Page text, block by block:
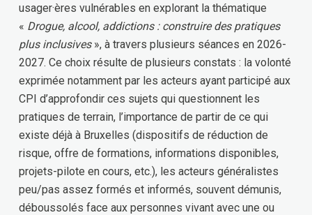
usager·ères vulnérables en explorant la thématique
« Drogue, alcool, addictions : construire des pratiques
plus inclusives », à travers plusieurs séances en 2026-
2027. Ce choix résulte de plusieurs constats : la volonté
exprimée notamment par les acteurs ayant participé aux
CPI d’approfondir ces sujets qui questionnent les
pratiques de terrain, l’importance de partir de ce qui
existe déjà à Bruxelles (dispositifs de réduction de
risque, offre de formations, informations disponibles,
projets-pilote en cours, etc.), les acteurs généralistes
peu/pas assez formés et informés, souvent démunis,
déboussolés face aux personnes vivant avec une ou